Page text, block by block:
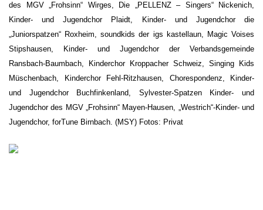
des MGV „Frohsinn“ Wirges, Die „PELLENZ – Singers“ Nickenich,
Kinder- und Jugendchor Plaidt, Kinder- und Jugendchor die
„Juniorspatzen“ Roxheim, soundkids der igs kastellaun, Magic Voises
Stipshausen, Kinder- und Jugendchor der Verbandsgemeinde
Ransbach-Baumbach, Kinderchor Kroppacher Schweiz, Singing Kids
Müschenbach, Kinderchor Fehl-Ritzhausen, Chorespondenz, Kinder-
und Jugendchor Buchfinkenland, Sylvester-Spatzen Kinder- und
Jugendchor des MGV „Frohsinn“ Mayen-Hausen, „Westrich“-Kinder- und
Jugendchor, forTune Birnbach. (MSY) Fotos: Privat